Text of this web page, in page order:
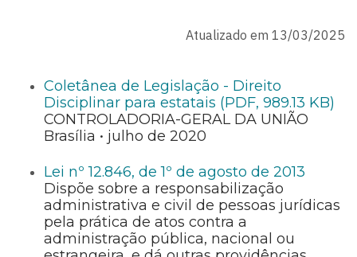
Atualizado em 13/03/2025
Coletânea de Legislação - Direito
Disciplinar para estatais (PDF, 989.13 KB)
CONTROLADORIA-GERAL DA UNIÃO
Brasília • julho de 2020
Lei nº 12.846, de 1º de agosto de 2013
Dispõe sobre a responsabilização
administrativa e civil de pessoas jurídicas
pela prática de atos contra a
administração pública, nacional ou